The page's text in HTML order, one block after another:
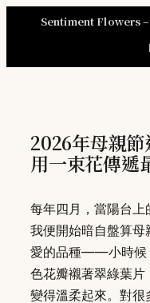
Sentiment Flowers
2026年母親節
用一束花傳遞
每年四月，當陽台上
我便開始暗自盤算
愛的品種——小時候
色花瓣襯著翠綠葉
變得溫柔起來。對